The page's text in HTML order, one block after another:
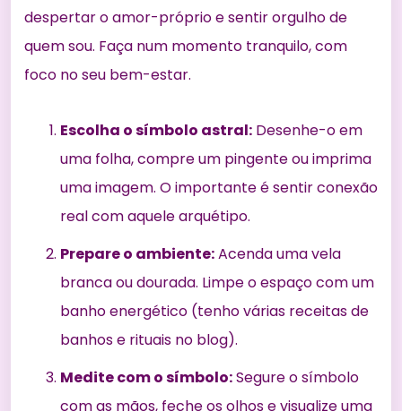
despertar o amor-próprio e sentir orgulho de
quem sou. Faça num momento tranquilo, com
foco no seu bem-estar.
Escolha o símbolo astral: Desenhe-o em
uma folha, compre um pingente ou imprima
uma imagem. O importante é sentir conexão
real com aquele arquétipo.
Prepare o ambiente:Acenda uma vela
branca ou dourada. Limpe o espaço com um
banho energético (tenhovárias receitas de
banhos e rituais no blog).
Medite com o símbolo:Segure o símbolo
com as mãos, feche os olhos e visualize uma